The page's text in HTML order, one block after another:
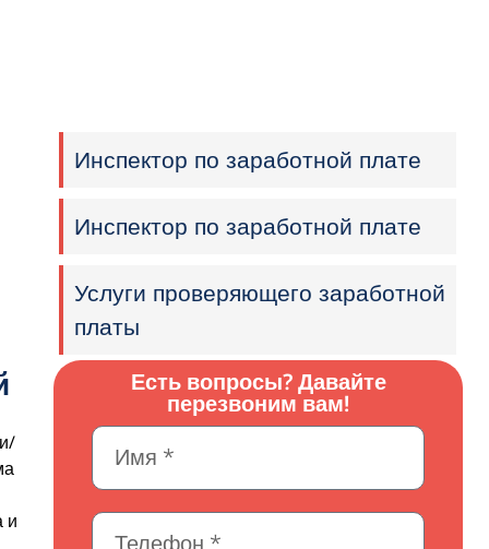
и
Инспектор по заработной плате
Инспектор по заработной плате
Услуги проверяющего заработной
платы
Есть вопросы? Давайте
перезвоним вам!